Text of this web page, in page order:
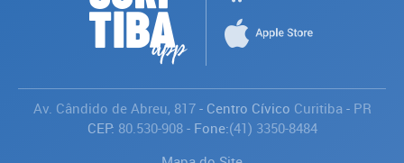
Av. Cândido de Abreu, 817- Centro Cívico Curitiba - PR
CEP: 80.530-908- Fone:(41) 3350-8484